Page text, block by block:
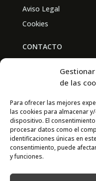
de las
Para ofrecer las mejores
las cookies para almacenar
dispositivo. El
procesar datos como el
identificaciones únicas en
consentimiento, puede
y funciones.
Aviso Legal
Cookies
CONTACTO
Av. Real Academia de
CONTACTO
667 841 238
info@adimur.es